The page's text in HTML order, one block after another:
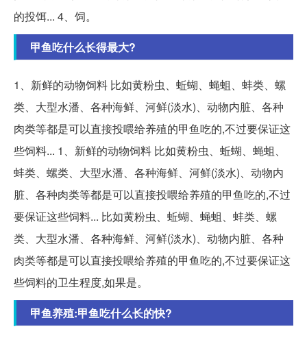
的投饵... 4、饲。
甲鱼吃什么长得最大?
1、新鲜的动物饲料 比如黄粉虫、蚯蝴、蝇蛆、蚌类、螺
类、大型水潘、各种海鲜、河鲜(淡水)、动物内脏、各种
肉类等都是可以直接投喂给养殖的甲鱼吃的,不过要保证这
些饲料... 1、新鲜的动物饲料 比如黄粉虫、蚯蝴、蝇蛆、
蚌类、螺类、大型水潘、各种海鲜、河鲜(淡水)、动物内
脏、各种肉类等都是可以直接投喂给养殖的甲鱼吃的,不过
要保证这些饲料... 比如黄粉虫、蚯蝴、蝇蛆、蚌类、螺
类、大型水潘、各种海鲜、河鲜(淡水)、动物内脏、各种
肉类等都是可以直接投喂给养殖的甲鱼吃的,不过要保证这
些饲料的卫生程度,如果是。
甲鱼养殖:甲鱼吃什么长的快?